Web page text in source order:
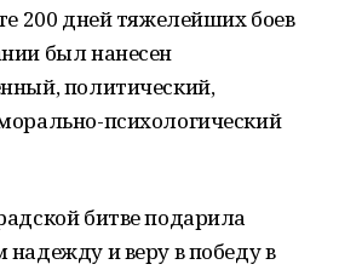
200 дней тяжелейших боев
был нанесен
политический,
психологический
битве подарила
и веру в победу в